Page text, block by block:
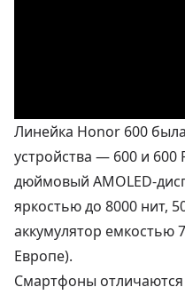
Линейка Honor 600
устройства — 600 и
дюймовый AMOLED-
яркостью до 8000 нит,
аккумулятор емкостью
Европе).
Смартфоны